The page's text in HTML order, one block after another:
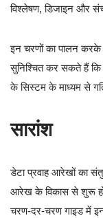
विश्लेषण, डिजाइन और
इन चरणों का पालन करके
सुनिश्चित कर सकते हैं
के सिस्टम के माध्यम से
सारांश
डेटा प्रवाह आरेखों का
आरेख के विकास से शुरू
चरण-दर-चरण गाइड में